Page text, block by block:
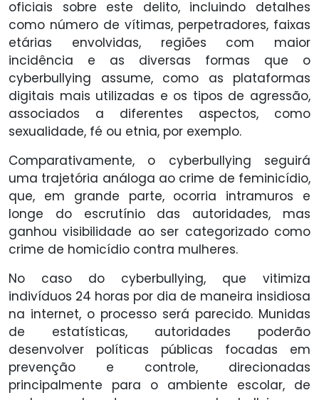
oficiais sobre este delito, incluindo detalhes
como número de vítimas, perpetradores, faixas
etárias envolvidas, regiões com maior
incidência e as diversas formas que o
cyberbullying assume, como as plataformas
digitais mais utilizadas e os tipos de agressão,
associados a diferentes aspectos, como
sexualidade, fé ou etnia, por exemplo.
Comparativamente, o cyberbullying seguirá
uma trajetória análoga ao crime de feminicídio,
que, em grande parte, ocorria intramuros e
longe do escrutínio das autoridades, mas
ganhou visibilidade ao ser categorizado como
crime de homicídio contra mulheres.
No caso do cyberbullying, que vitimiza
indivíduos 24 horas por dia de maneira insidiosa
na internet, o processo será parecido. Munidas
de estatísticas, autoridades poderão
desenvolver políticas públicas focadas em
prevenção e controle, direcionadas
principalmente para o ambiente escolar, de